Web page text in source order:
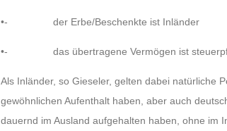
•- der Erbe/Beschenkte ist Inländer
•- das übertragene Vermögen ist
Als Inländer, so Gieseler, gelten dabei natürliche
gewöhnlichen Aufenthalt haben, aber auch
dauernd im Ausland aufgehalten haben, ohne im